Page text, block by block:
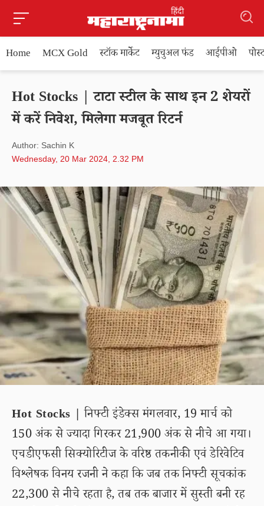
Home MCX Gold स्टॉक मार्केट म्युचुअल फंड आईपीओ
Hot Stocks | टाटा स्टील के साथ इन 2 शेयरों
में करें निवेश, मिलेगा मजबूत रिटर्न
Author: Sachin K
Wednesday, 20 Mar 2024, 2.32 PM
Hot Stocks | निफ्टी इंडेक्स मंगलवार, 19 मार्च को
150 अंक से ज्यादा गिरकर 21,900 अंक से नीचे आ गया।
एचडीएफसी सिक्योरिटीज के वरिष्ठ तकनीकी एवं डेरिवेटिव
विश्लेषक विनय रजनी ने कहा कि जब तक निफ्टी सूचकांक
22,300 से नीचे रहता है, तब तक बाजार में सुस्ती बनी रह